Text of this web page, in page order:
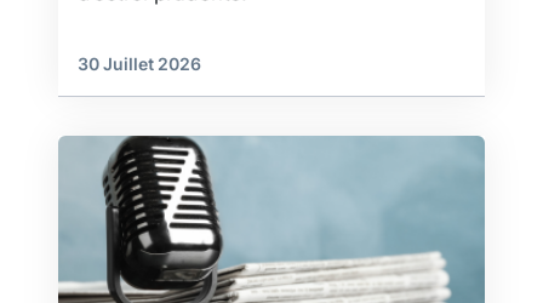
30 Juillet 2026
Image